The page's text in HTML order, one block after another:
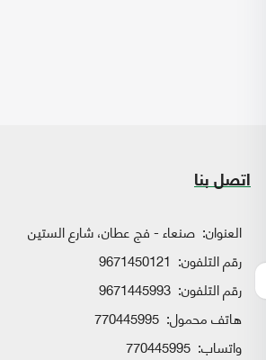
اتصل بنا
العنوان: صنعاء - فج عطان، شارع الستين
رقم التلفون: 9671450121
رقم التلفون: 9671445993
هاتف محمول: 770445995
واتساب: